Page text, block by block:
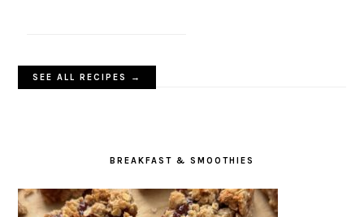
SEE ALL RECIPES →
BREAKFAST & SMOOTHIES